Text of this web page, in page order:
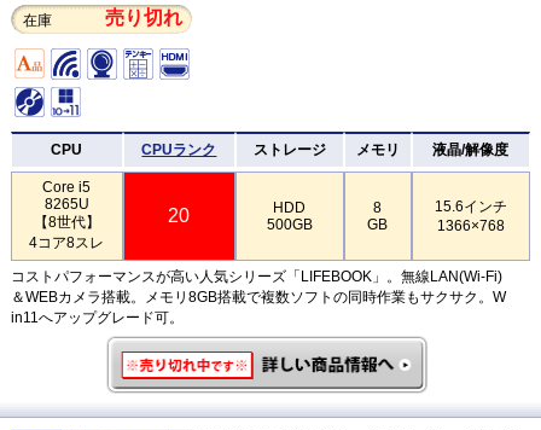
在庫 売り切れ
CPU CPUランク ストレージ メモリ 液晶/解像度
Core i5
8265U
【8世代】
4コア8スレ
20
HDD
500GB
8
GB
15.6インチ
1366×768
コストパフォーマンスが高い人気シリーズ「LIFEBOOK」。無線LAN(Wi-Fi)
＆WEBカメラ搭載。メモリ8GB搭載で複数ソフトの同時作業もサクサク。W
in11へアップグレード可。